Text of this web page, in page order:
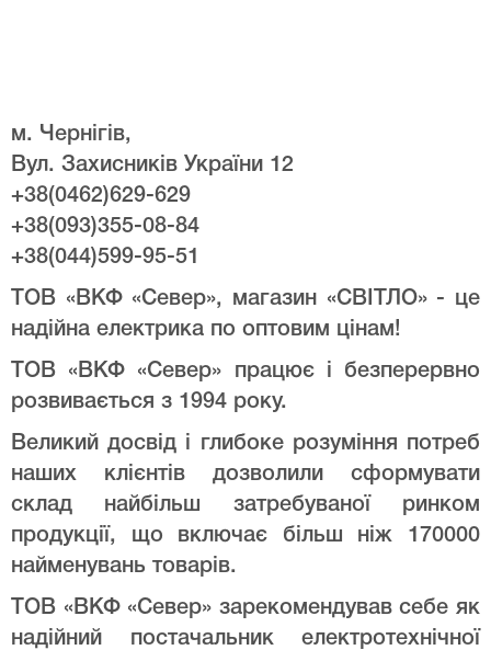
м. Чернігів,
Вул. Захисників України 12
+38(0462)629-629
+38(093)355-08-84
+38(044)599-95-51
ТОВ «ВКФ «Север», магазин «СВІТЛО» - це
надійна електрика по оптовим цінам!
ТОВ «ВКФ «Север» працює і безперервно
розвивається з 1994 року.
Великий досвід і глибоке розуміння потреб
наших клієнтів дозволили сформувати
склад найбільш затребуваної ринком
продукції, що включає більш ніж 170000
найменувань товарів.
ТОВ «ВКФ «Север» зарекомендував себе як
надійний постачальник електротехнічної